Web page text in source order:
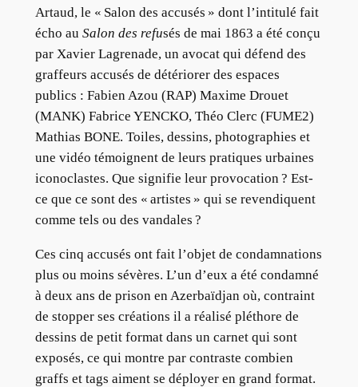
Artaud, le « Salon des accusés » dont l’intitulé fait
écho au Salon des refusés de mai 1863 a été conçu
par Xavier Lagrenade, un avocat qui défend des
graffeurs accusés de détériorer des espaces
publics : Fabien Azou (RAP) Maxime Drouet
(MANK) Fabrice YENCKO, Théo Clerc (FUME2)
Mathias BONE. Toiles, dessins, photographies et
une vidéo témoignent de leurs pratiques urbaines
iconoclastes. Que signifie leur provocation ? Est-
ce que ce sont des « artistes » qui se revendiquent
comme tels ou des vandales ?
Ces cinq accusés ont fait l’objet de condamnations
plus ou moins sévères. L’un d’eux a été condamné
à deux ans de prison en Azerbaïdjan où, contraint
de stopper ses créations il a réalisé pléthore de
dessins de petit format dans un carnet qui sont
exposés, ce qui montre par contraste combien
graffs et tags aiment se déployer en grand format.